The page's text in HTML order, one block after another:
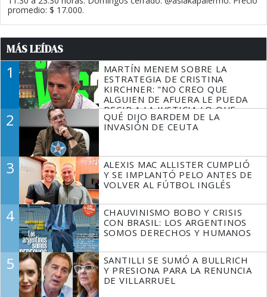
promedio: $ 17.000.
MÁS LEÍDAS
1
MARTÍN MENEM SOBRE LA
ESTRATEGIA DE CRISTINA
KIRCHNER: "NO CREO QUE
ALGUIEN DE AFUERA LE PUEDA
DECIR A LA JUSTICIA LO QUE
TIENE QUE HACER"
2
QUÉ DIJO BARDEM DE LA
INVASIÓN DE CEUTA
3
ALEXIS MAC ALLISTER CUMPLIÓ
Y SE IMPLANTÓ PELO ANTES DE
VOLVER AL FÚTBOL INGLÉS
4
CHAUVINISMO BOBO Y CRISIS
CON BRASIL: LOS ARGENTINOS
SOMOS DERECHOS Y HUMANOS
5
SANTILLI SE SUMÓ A BULLRICH
Y PRESIONA PARA LA RENUNCIA
DE VILLARRUEL